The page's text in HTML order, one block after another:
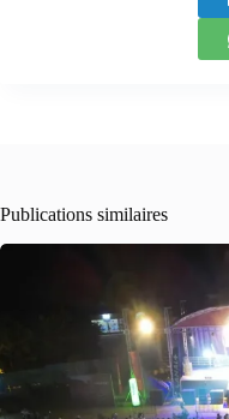
Publications similaires